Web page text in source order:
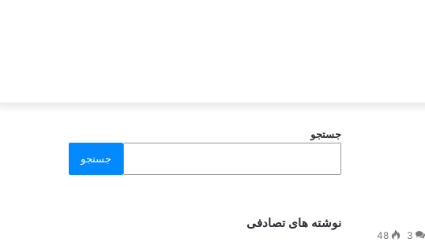
3
48
جستجو
جستجو
نوشته های تصادفی